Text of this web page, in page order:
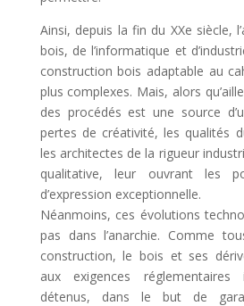
Ainsi, depuis la fin du XXe siècle,
bois, de l’informatique et
construction bois adaptable au
plus complexes. Mais, alors
des procédés est une source
pertes de créativité, les qualités
les architectes de la rigueur
qualitative, leur ouvrant les
d’expression exceptionnelle.
Néanmoins, ces évolutions
pas dans l’anarchie. Comme
construction, le bois et ses
aux exigences
détenus, dans le but de